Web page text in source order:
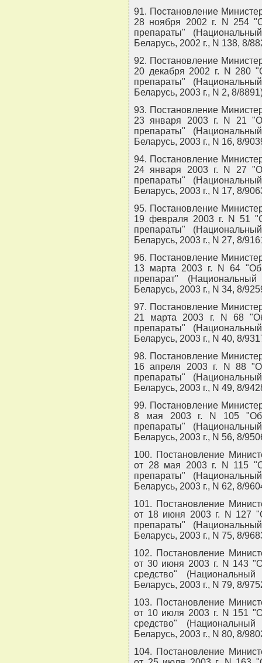
91. Постановление
28 ноября 2002 г. N 254
препараты"
Беларусь, 2002 г., N 138, 8/
92. Постановление
20 декабря 2002 г. N 280
препараты"
Беларусь, 2003 г., N 2, 8/
93. Постановление
23 января 2003 г. N 21
препараты"
Беларусь, 2003 г., N 16, 8/
94. Постановление
24 января 2003 г. N 27
препараты"
Беларусь, 2003 г., N 17, 8/
95. Постановление
19 февраля 2003 г. N 51
препараты"
Беларусь, 2003 г., N 27, 8/
96. Постановление
13 марта 2003 г. N 64 "Об
препарат"
Беларусь, 2003 г., N 34, 8/
97. Постановление
21 марта 2003 г. N 68
препараты"
Беларусь, 2003 г., N 40, 8/
98. Постановление
16 апреля 2003 г. N 88
препараты"
Беларусь, 2003 г., N 49, 8/
99. Постановление
8 мая 2003 г. N 105 "Об
препараты"
Беларусь, 2003 г., N 56, 8/
100. Постановление
от 28 мая 2003 г. N 115
препараты"
Беларусь, 2003 г., N 62, 8/
101. Постановление
от 18 июня 2003 г. N 127
препараты"
Беларусь, 2003 г., N 75, 8/
102. Постановление
от 30 июня 2003 г. N 143
средство"
Беларусь, 2003 г., N 79, 8/
103. Постановление
от 10 июля 2003 г. N 151
средство"
Беларусь, 2003 г., N 80, 8/
104. Постановление